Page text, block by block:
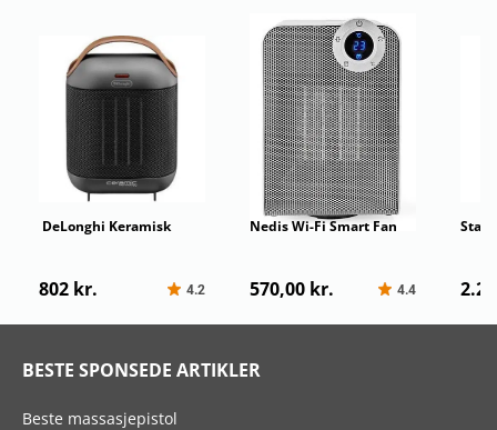
DeLonghi Keramisk
802 kr. 4.2
Nedis Wi-Fi Smart Fan
570,00 kr. 4.4
BESTE SPONSEDE ARTIKLER
Beste massasjepistol